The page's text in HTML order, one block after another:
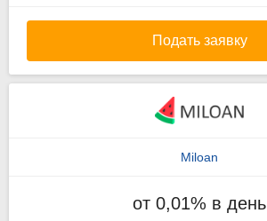
Подать заявку
Miloan
от 0,01% в день